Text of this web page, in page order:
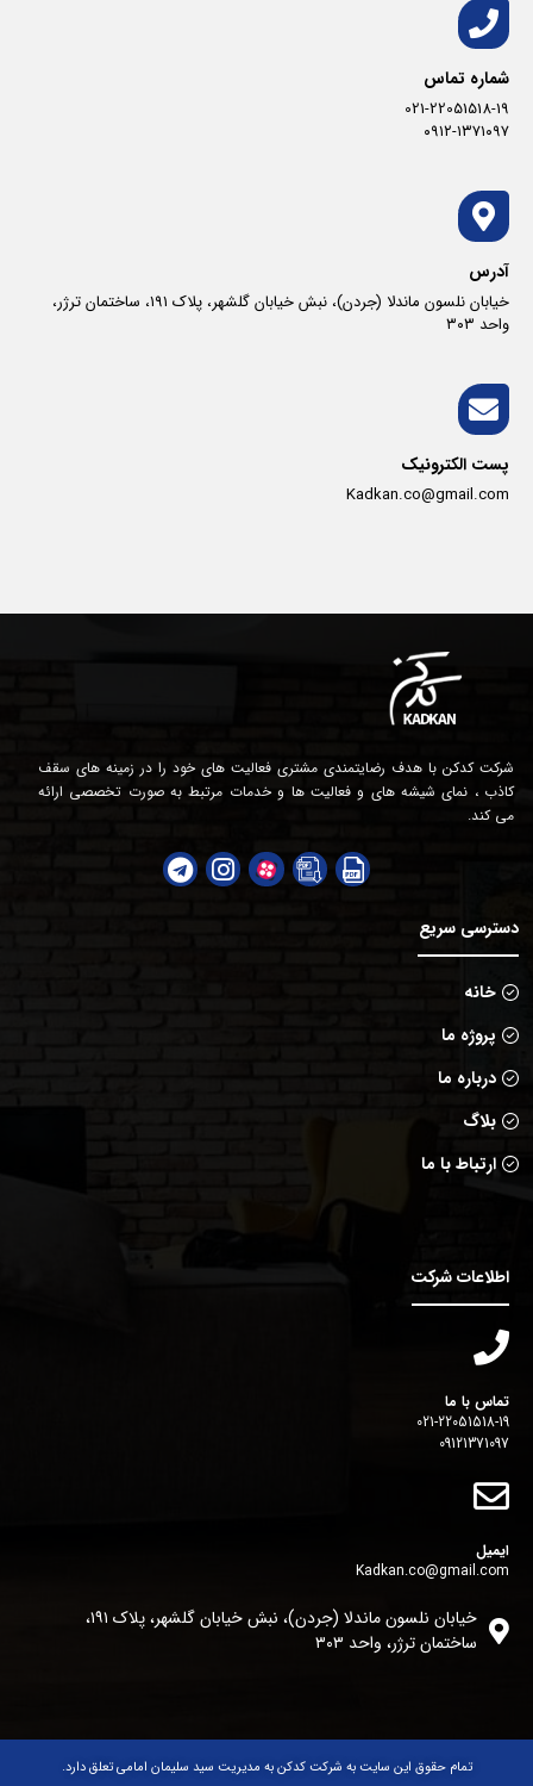
شماره تماس
021-22051518-19
۰۹۱۲-۱۳۷۱۰۹۷
آدرس
خیابان نلسون ماندلا (جردن)، نبش خیابان گلشهر، پلاک ١٩١، ساختمان ترژر،
واحد ٣٠٣
پست الکترونیک
Kadkan.co@gmail.com
شرکت کدکن با هدف رضایتمندی مشتری فعالیت های خود را در زمینه های سقف
کاذب ، نمای شیشه های و فعالیت ها و خدمات مرتبط به صورت تخصصی ارائه
می کند.
دسترسی سریع
خانه
پروژه ما
درباره ما
بلاگ
ارتباط با ما
اطلاعات شرکت
تماس با ما
021-22051518-19
09121371097
ایمیل
Kadkan.co@gmail.com
خیابان نلسون ماندلا (جردن)، نبش خیابان گلشهر، پلاک ١٩١،
ساختمان ترژر، واحد ٣٠٣
تمام حقوق این سایت به شرکت کدکن به مدیریت سید سلیمان امامی تعلق دارد.